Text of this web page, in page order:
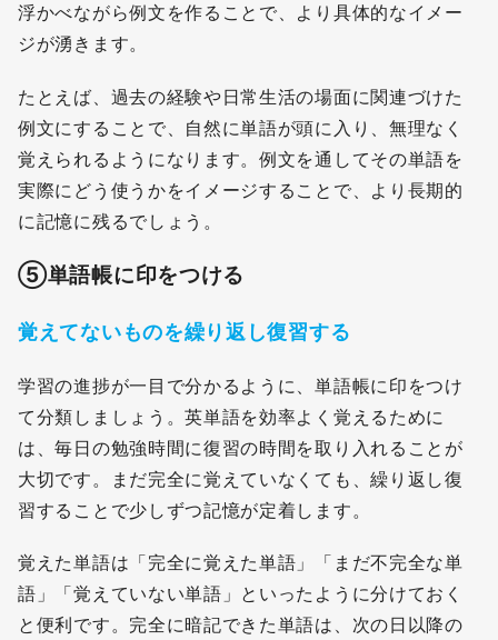
浮かべながら例文を作ることで、より具体的なイメー
ジが湧きます。
たとえば、過去の経験や日常生活の場面に関連づけた
例文にすることで、自然に単語が頭に入り、無理なく
覚えられるようになります。例文を通してその単語を
実際にどう使うかをイメージすることで、より長期的
に記憶に残るでしょう。
⑤単語帳に印をつける
覚えてないものを繰り返し復習する
学習の進捗が一目で分かるように、単語帳に印をつけ
て分類しましょう。英単語を効率よく覚えるために
は、毎日の勉強時間に復習の時間を取り入れることが
大切です。まだ完全に覚えていなくても、繰り返し復
習することで少しずつ記憶が定着します。
覚えた単語は「完全に覚えた単語」「まだ不完全な単
語」「覚えていない単語」といったように分けておく
と便利です。完全に暗記できた単語は、次の日以降の